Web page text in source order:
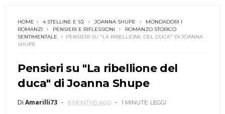
HOME 4 STELLINE E 1/2 JOANNA SHUPE
MONDADORI I
ROMANZI
PENSIERI E RIFLESSIONI
ROMANZO STORICO
SENTIMENTALE
PENSIERI SU "LA RIBELLIONE DEL DUCA" DI JOANNA
SHUPE
Pensieri su "La ribellione del
duca" di Joanna Shupe
Di Amarilli73 8 MONTHS AGO 1 MINUTE LEGGI